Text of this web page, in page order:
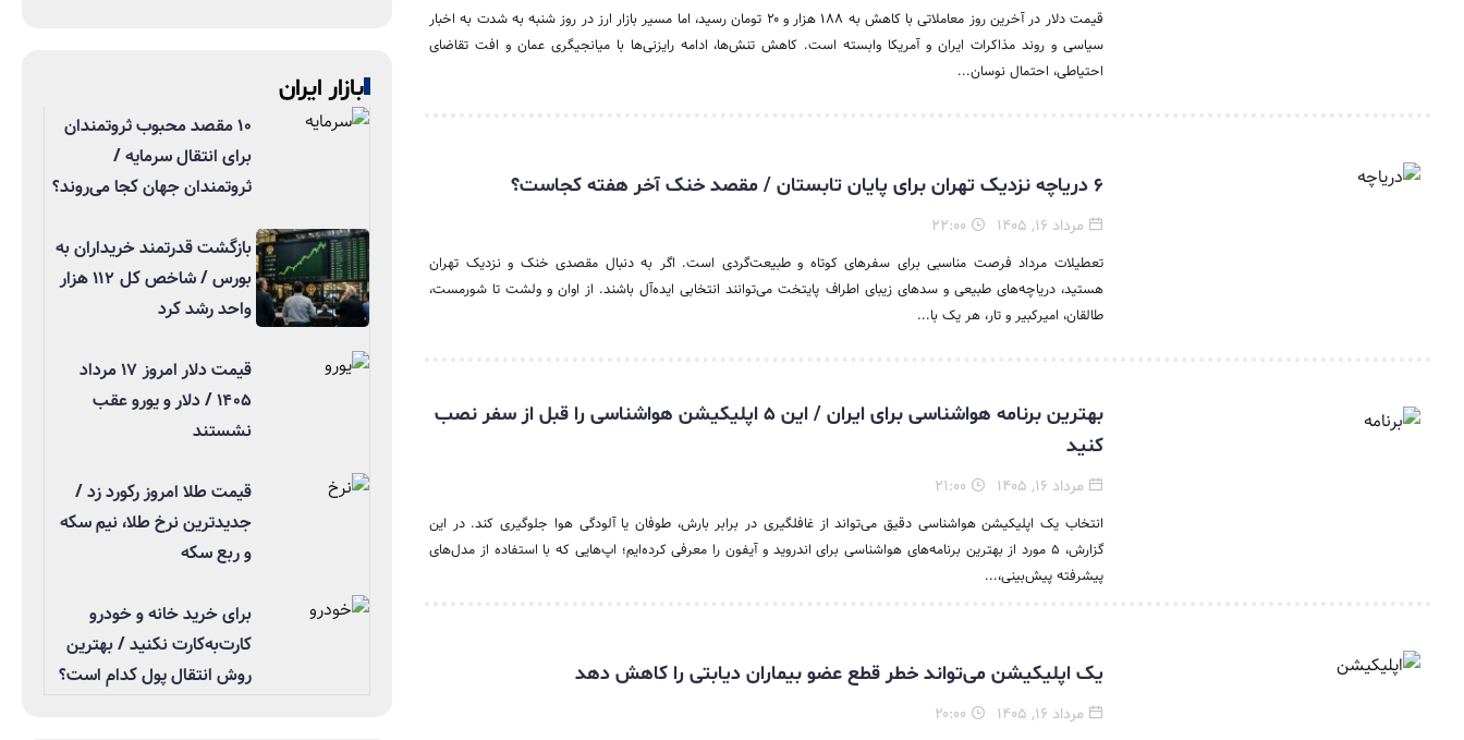
قیمت دلار در آخرین روز معاملاتی با کاهش به ۱۸۸ هزار و ۲۰ تومان رسید، اما مسیر بازار ارز در روز شنبه به شدت به اخبار
سیاسی و روند مذاکرات ایران و آمریکا وابسته است. کاهش تنش‌ها، ادامه رایزنی‌ها با میانجیگری عمان و افت تقاضای
احتیاطی، احتمال نوسان...
۶ دریاچه نزدیک تهران برای پایان تابستان / مقصد خنک آخر هفته کجاست؟
مرداد ۱۶, ۱۴۰۵
تعطیلات مرداد فرصت مناسبی برای سفرهای کوتاه و طبیعت‌گردی است. اگر به دنبال مقصدی خنک و نزدیک تهران
هستید، دریاچه‌های طبیعی و سدهای زیبای اطراف پایتخت می‌توانند انتخابی ایده‌آل باشند. از اوان و ولشت تا شورمست،
طالقان، امیرکبیر و تار، هر یک با...
بهترین برنامه هواشناسی برای ایران / این ۵ اپلیکیشن هواشناسی را قبل از سفر نصب
کنید
مرداد ۱۶, ۱۴۰۵
انتخاب یک اپلیکیشن هواشناسی دقیق می‌تواند از غافلگیری در برابر بارش، طوفان یا آلودگی هوا جلوگیری کند. در این
گزارش، ۵ مورد از بهترین برنامه‌های هواشناسی برای اندروید و آیفون را معرفی کرده‌ایم؛ اپ‌هایی که با استفاده از مدل‌های
پیشرفته پیش‌بینی،...
یک اپلیکیشن می‌تواند خطر قطع عضو بیماران دیابتی را کاهش دهد
مرداد ۱۶, ۱۴۰۵
بازار ایران
۱۰ مقصد محبوب ثروتمندان
برای انتقال سرمایه /
ثروتمندان جهان کجا می‌روند؟
بازگشت قدرتمند خریداران به
بورس / شاخص کل ۱۱۲ هزار
واحد رشد کرد
قیمت دلار امروز ۱۷ مرداد
۱۴۰۵ / دلار و یورو عقب
نشستند
قیمت طلا امروز رکورد زد /
جدیدترین نرخ طلا، نیم سکه
و ربع سکه
برای خرید خانه و خودرو
کارت‌به‌کارت نکنید / بهترین
روش انتقال پول کدام است؟